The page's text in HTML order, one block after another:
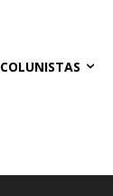
COLUNISTAS